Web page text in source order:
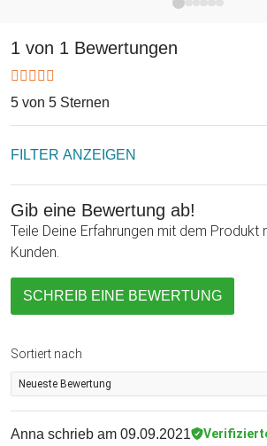
1 von 1 Bewertungen
5 von 5 Sternen
FILTER ANZEIGEN
Gib eine Bewertung ab!
Teile Deine Erfahrungen mit dem Produkt
Kunden.
SCHREIB EINE BEWERTUNG
Sortiert nach
Anna schrieb am 09.09.2021